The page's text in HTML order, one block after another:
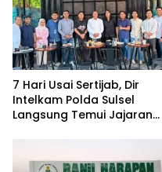
7 Hari Usai Sertijab, Dir
Intelkam Polda Sulsel
Langsung Temui Jajaran